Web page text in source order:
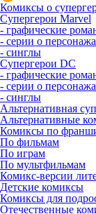
Комиксы о
Супергерои Marvel
- графические
- серии о
- синглы
Супергерои DC
- графические
- серии о
- синглы
Альтернативная
Альтернативные
Комиксы по
По фильмам
По играм
По мультфильмам
Комикс-версии
Детские комиксы
Комиксы для
Отечественные